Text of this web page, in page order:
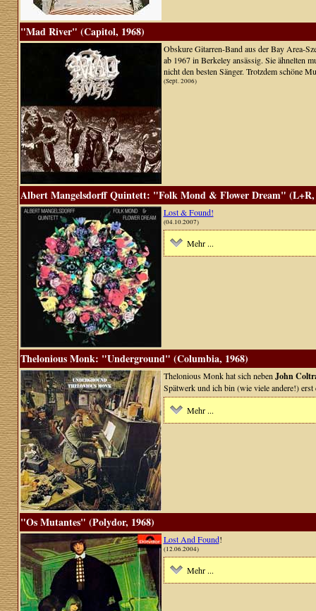
"Mad River" (Capitol, 1968)
Obskure Gitarren-Band aus der Bay Area-
ab 1967 in Berkeley ansässig. Sie ähnelten
nicht den besten Sänger. Trotzdem schöne
(Sept. 2006)
Albert Mangelsdorff Quintett: "Folk Mond & Flower Dream" (L+R,
Lost & Found!
(04.10.2007)
Mehr ...
Thelonious Monk: "Underground" (Columbia, 1968)
Thelonious Monk hat sich neben John
Spätwerk und ich bin (wie viele andere!)
Mehr ...
"Os Mutantes" (Polydor, 1968)
Lost And Found!
(12.06.2004)
Mehr ...